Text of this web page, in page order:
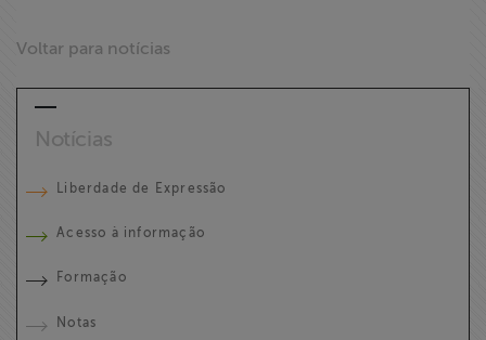
Voltar para notícias
Notícias
Liberdade de Expressão
Acesso à informação
Formação
Notas